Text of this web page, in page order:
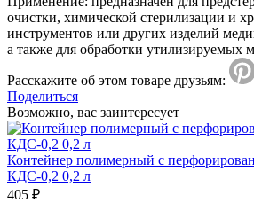
очистки, химической стерилизации и
инструментов или других изделий
а также для обработки утилизируемых
Расскажите об этом товаре друзьям:
Поделиться
Возможно, вас заинтересует
Контейнер полимерный с
КДС-0,2 0,2 л
405 ₽